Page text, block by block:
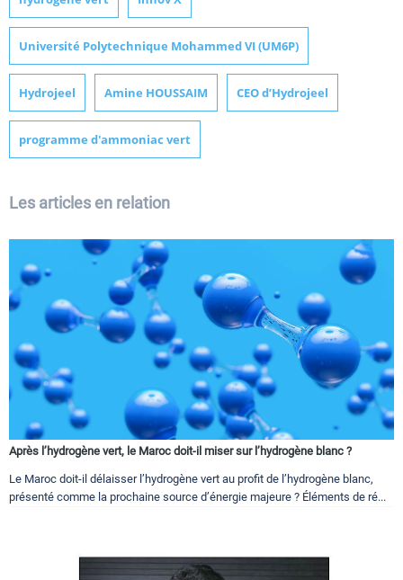
Université Polytechnique Mohammed VI (UM6P)
Hydrojeel Amine HOUSSAIM CEO d’Hydrojeel
programme d'ammoniac vert
Les articles en relation
Après l’hydrogène vert, le Maroc doit-il miser sur l’hydrogène blanc ?
Le Maroc doit-il délaisser l’hydrogène vert au profit de l’hydrogène blanc,
présenté comme la prochaine source d’énergie majeure ? Éléments de ré...